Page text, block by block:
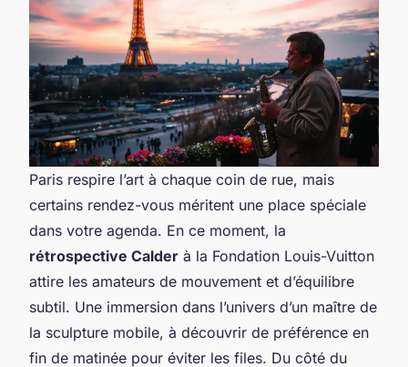
Paris respire l’art à chaque coin de rue, mais
certains rendez-vous méritent une place spéciale
dans votre agenda. En ce moment, la
rétrospective Calder à la Fondation Louis-Vuitton
attire les amateurs de mouvement et d’équilibre
subtil. Une immersion dans l’univers d’un maître de
la sculpture mobile, à découvrir de préférence en
fin de matinée pour éviter les files. Du côté du